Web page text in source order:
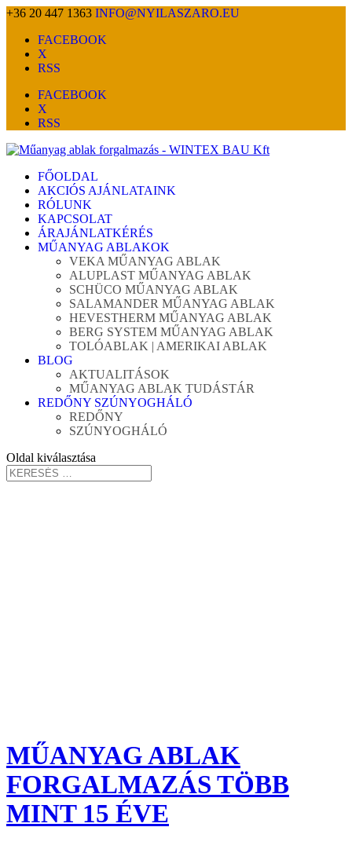
+36 20 447 1363 INFO@NYILASZARO.EU
FACEBOOK
X
RSS
FACEBOOK
X
RSS
FŐOLDAL
AKCIÓS AJÁNLATAINK
RÓLUNK
KAPCSOLAT
ÁRAJÁNLATKÉRÉS
MŰANYAG ABLAKOK
VEKA MŰANYAG ABLAK
ALUPLAST MŰANYAG ABLAK
SCHÜCO MŰANYAG ABLAK
SALAMANDER MŰANYAG ABLAK
HEVESTHERM MŰANYAG ABLAK
BERG SYSTEM MŰANYAG ABLAK
TOLÓABLAK | AMERIKAI ABLAK
BLOG
AKTUALITÁSOK
MŰANYAG ABLAK TUDÁSTÁR
REDŐNY SZÚNYOGHÁLÓ
REDŐNY
SZÚNYOGHÁLÓ
Oldal kiválasztása
MŰANYAG ABLAK
FORGALMAZÁS TÖBB
MINT 15 ÉVE